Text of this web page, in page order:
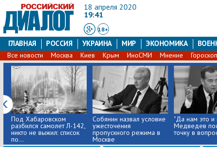
18 апреля 2020
19:41
18+
ГЛАВНАЯ РОССИЯ УКРАИНА МИР ЭКОНОМИКА
Все новости Москва Киев Крым ИноСМИ Мнение
Под Хабаровском
разбился самолет Л-142,
никто не выжил: список
по...
Собянин назвал условие
ужесточения
пропускного режима в
Москве
"Да нам это и
Медведев
точку в